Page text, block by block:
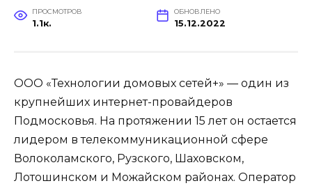
ПРОСМОТРОВ
1.1к.
ОБНОВЛЕНО
15.12.2022
ООО «Технологии домовых сетей+» — один из
крупнейших интернет-провайдеров
Подмосковья. На протяжении 15 лет он остается
лидером в телекоммуникационной сфере
Волоколамского, Рузского, Шаховском,
Лотошинском и Можайском районах. Оператор